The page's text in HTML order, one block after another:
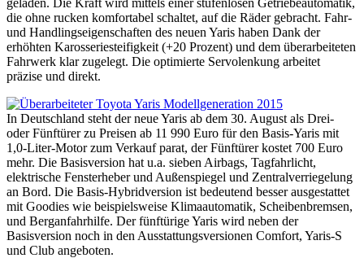
geladen. Die Kraft wird mittels einer stufenlosen Getriebeautomatik,
die ohne rucken komfortabel schaltet, auf die Räder gebracht. Fahr-
und Handlingseigenschaften des neuen Yaris haben Dank der
erhöhten Karosseriesteifigkeit (+20 Prozent) und dem überarbeiteten
Fahrwerk klar zugelegt. Die optimierte Servolenkung arbeitet
präzise und direkt.
In Deutschland steht der neue Yaris ab dem 30. August als Drei-
oder Fünftürer zu Preisen ab 11 990 Euro für den Basis-Yaris mit
1,0-Liter-Motor zum Verkauf parat, der Fünftürer kostet 700 Euro
mehr. Die Basisversion hat u.a. sieben Airbags, Tagfahrlicht,
elektrische Fensterheber und Außenspiegel und Zentralverriegelung
an Bord. Die Basis-Hybridversion ist bedeutend besser ausgestattet
mit Goodies wie beispielsweise Klimaautomatik, Scheibenbremsen,
und Berganfahrhilfe. Der fünftürige Yaris wird neben der
Basisversion noch in den Ausstattungsversionen Comfort, Yaris-S
und Club angeboten.